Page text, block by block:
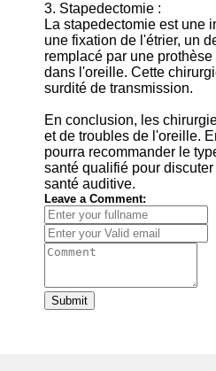
3. Stapedectomie :
La stapedectomie est une
une fixation de l'étrier, un
remplacé par une
dans l'oreille. Cette
surdité de transmission.
En conclusion, les
et de troubles de l'oreille.
pourra recommander le
santé qualifié pour
santé auditive.
Leave a Comment:
Submit